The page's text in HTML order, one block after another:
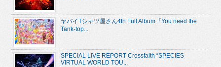
ヤバイTシャツ屋さん4th Full Album『You need the
Tank-top...
SPECIAL LIVE REPORT Crossfaith “SPECIES
VIRTUAL WORLD TOU...